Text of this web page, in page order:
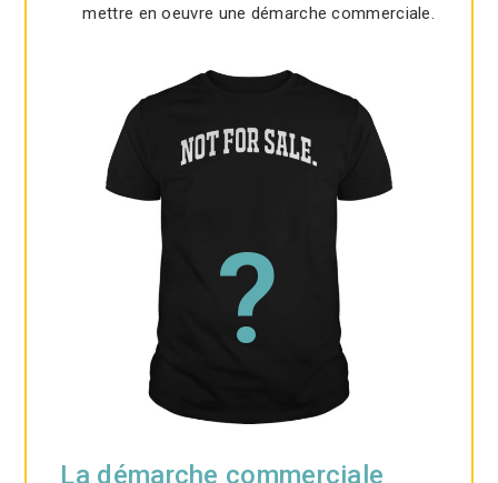
mettre en oeuvre une démarche commerciale.
?
La démarche commerciale